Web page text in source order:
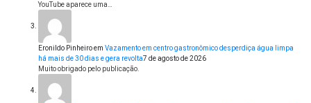
YouTube aparece uma…
Eronildo Pinheiroem Vazamento em centro gastronômico desperdiça água limpa
há mais de 30 dias e gera revolta7 de agosto de 2026
Muito obrigado pelo publicação.